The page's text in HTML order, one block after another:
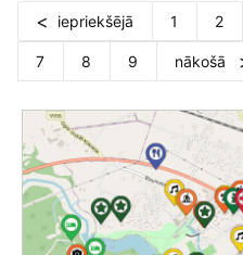
iepriekšējā 1 2
7 8 9 nākošā